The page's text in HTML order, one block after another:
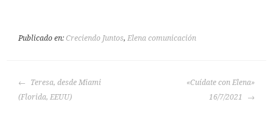
Publicado en:Creciendo Juntos,Elena comunicación
Teresa, desde Miami
(Florida, EEUU)
«Cuídate con Elena»
16/7/2021